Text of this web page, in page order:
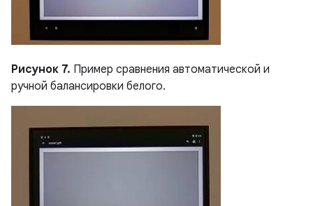
Рисунок 7. Пример сравнения автоматической и
ручной балансировки белого.